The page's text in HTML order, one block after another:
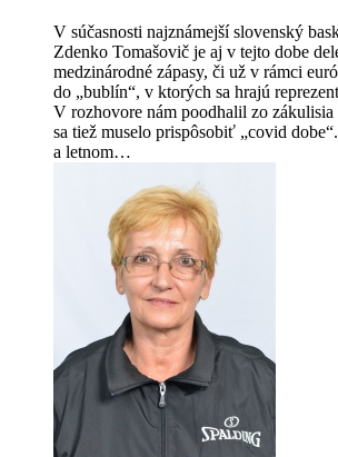
V súčasnosti najznámejší slovenský
Zdenko Tomašovič je aj v tejto dobe
medzinárodné zápasy, či už v rámci
do „bublín“, v ktorých sa hrajú
V rozhovore nám poodhalil zo zákulisia
sa tiež muselo prispôsobiť „covid
a letnom…